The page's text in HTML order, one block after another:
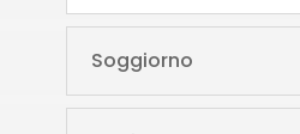
Soggiorno